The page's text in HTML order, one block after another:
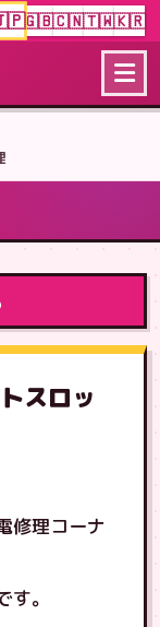
🇬🇧🇨🇳🇹🇼🇰🇷
スロッ
修理コーナ
。